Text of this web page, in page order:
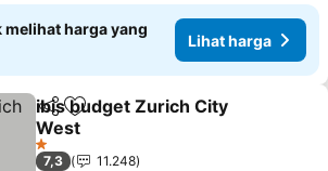
harga yang
Lihat harga
BagikanTambahkan ke favorit
ibis budget Zurich City
West
1 Bintang
7,3
11.248